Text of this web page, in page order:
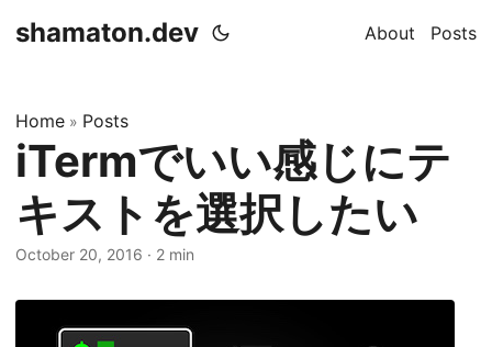
shamaton.dev About Posts
Home » Posts
iTermでいい感じにテ
キストを選択したい
October 20, 2016 · 2 min